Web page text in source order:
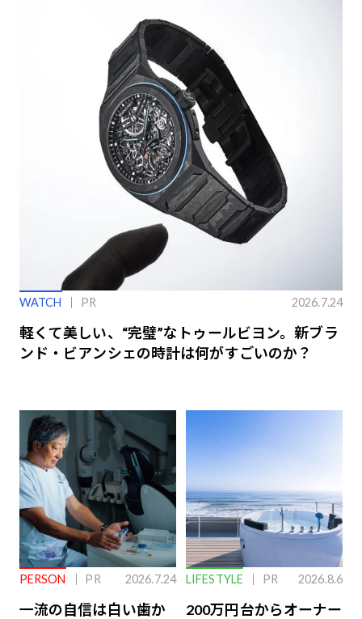
WATCH PR 2026.7.24
軽くて美しい、“完璧”なトゥールビヨン。新ブラ
ンド・ビアンシェの時計は何がすごいのか？
PERSON PR 2026.7.24
一流の自信は白い歯か
LIFESTYLE PR 2026.8.6
200万円台からオーナー